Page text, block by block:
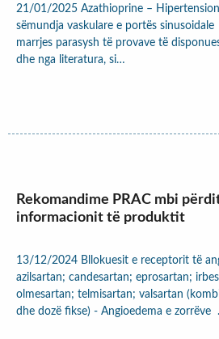
21/01/2025 Azathioprine –
sëmundja vaskulare e portës
marrjes parasysh të provave të
dhe nga literatura, si…
Rekomandime PRAC mbi
informacionit të produktit
13/12/2024 Bllokuesit e receptorit të
azilsartan; candesartan; eprosartan;
olmesartan; telmisartan; valsartan
dhe dozë fikse) - Angioedema e zorrëve